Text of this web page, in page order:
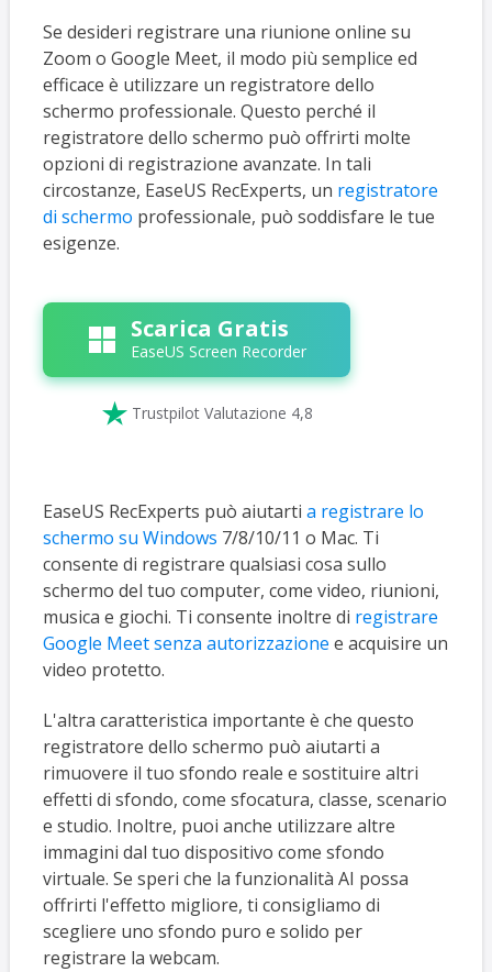
Se desideri registrare una riunione online su
Zoom o Google Meet, il modo più semplice ed
efficace è utilizzare un registratore dello
schermo professionale. Questo perché il
registratore dello schermo può offrirti molte
opzioni di registrazione avanzate. In tali
circostanze, EaseUS RecExperts, un registratore
di schermo professionale, può soddisfare le tue
esigenze.
Scarica Gratis
EaseUS Screen Recorder
 Trustpilot Valutazione 4,8
EaseUS RecExperts può aiutarti a registrare lo
schermo su Windows 7/8/10/11 o Mac. Ti
consente di registrare qualsiasi cosa sullo
schermo del tuo computer, come video, riunioni,
musica e giochi. Ti consente inoltre di registrare
Google Meet senza autorizzazione e acquisire un
video protetto.
L'altra caratteristica importante è che questo
registratore dello schermo può aiutarti a
rimuovere il tuo sfondo reale e sostituire altri
effetti di sfondo, come sfocatura, classe, scenario
e studio. Inoltre, puoi anche utilizzare altre
immagini dal tuo dispositivo come sfondo
virtuale. Se speri che la funzionalità AI possa
offrirti l'effetto migliore, ti consigliamo di
scegliere uno sfondo puro e solido per
registrare la webcam.